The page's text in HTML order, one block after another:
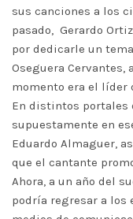
sus canciones a los
pasado, Gerardo
por dedicarle un
Oseguera Cervantes,
momento era el líder
En distintos portales
supuestamente en
Eduardo Almaguer,
que el cantante
Ahora, a un año del
podría regresar a los